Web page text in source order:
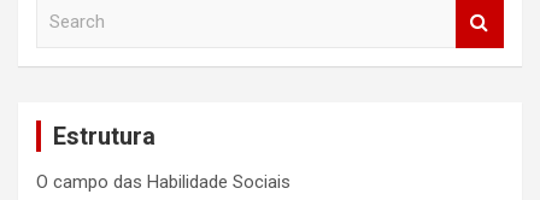
Estrutura
O campo das Habilidade Sociais